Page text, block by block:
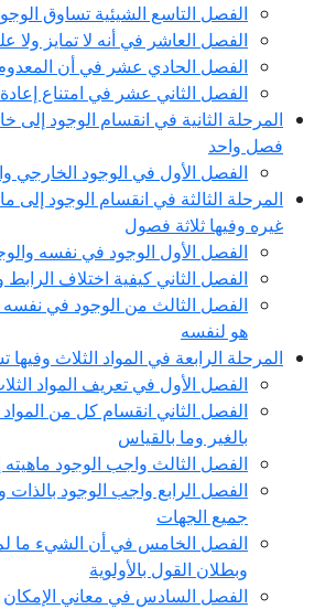
الفصل التاسع الشيئية تساوق
الفصل العاشر في أنه لا تمايز ولا
الفصل الحادي عشر في أن
الفصل الثاني عشر في امتناع إعادة
المرحلة الثانية في انقسام الوجود إلى
فصل واحد
الفصل الأول في الوجود الخارجي
المرحلة الثالثة في انقسام الوجود
غيره وفيها ثلاثة فصول
الفصل الأول الوجود في نفسه
الفصل الثاني كيفية اختلاف
الفصل الثالث من الوجود في نفسه
هو لنفسه
المرحلة الرابعة في المواد الثلاث
الفصل الأول في تعريف المواد
الفصل الثاني انقسام كل من المواد
بالغير وما بالقياس
الفصل الثالث واجب الوجود ماهيته
الفصل الرابع واجب الوجود
جميع الجهات
الفصل الخامس في أن الشيء ما
وبطلان القول بالأولوية
الفصل السادس في معاني الإمكان